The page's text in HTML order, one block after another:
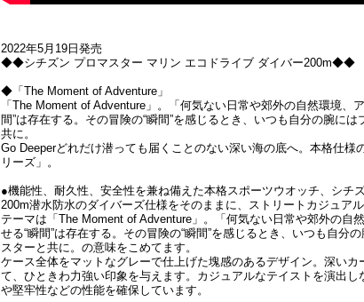
2022年5月19日発売
◆◆シチズン プロマスター マリン エコドライブ ダイバー200m◆◆
◆「The Moment of Adventure」
「The Moment of Adventure」。「何気ない日常や郊外の自然環境、
間”は存在する。その冒険の“瞬間”を感じるとき、いつも自分の腕に
共に。
Go Deeperどれだけ潜っても届くことのない深い海の底へ。本格仕
リーズ」。
●機能性、耐久性、安全性を兼ね備えた本格スポーツウオッチ、シチ
200m潜水防水のダイバーズ仕様をそのままに、ストリートカジュア
テーマは「The Moment of Adventure」。「何気ない日常や郊外の自
せる“瞬間”は存在する。その冒険の“瞬間”を感じるとき、いつも自分
スターと共に。の意味をこめてます。
ケース全体をマットなグレーで仕上げた塊感のあるデザイン。深い
て、ひときわ力強い印象を与えます。カジュアルなテイストを演出
や堅牢性などの性能を確保しています。